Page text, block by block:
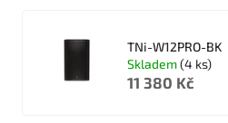
TNi-W12PRO-BK
Skladem(4 ks)
11 380 Kč